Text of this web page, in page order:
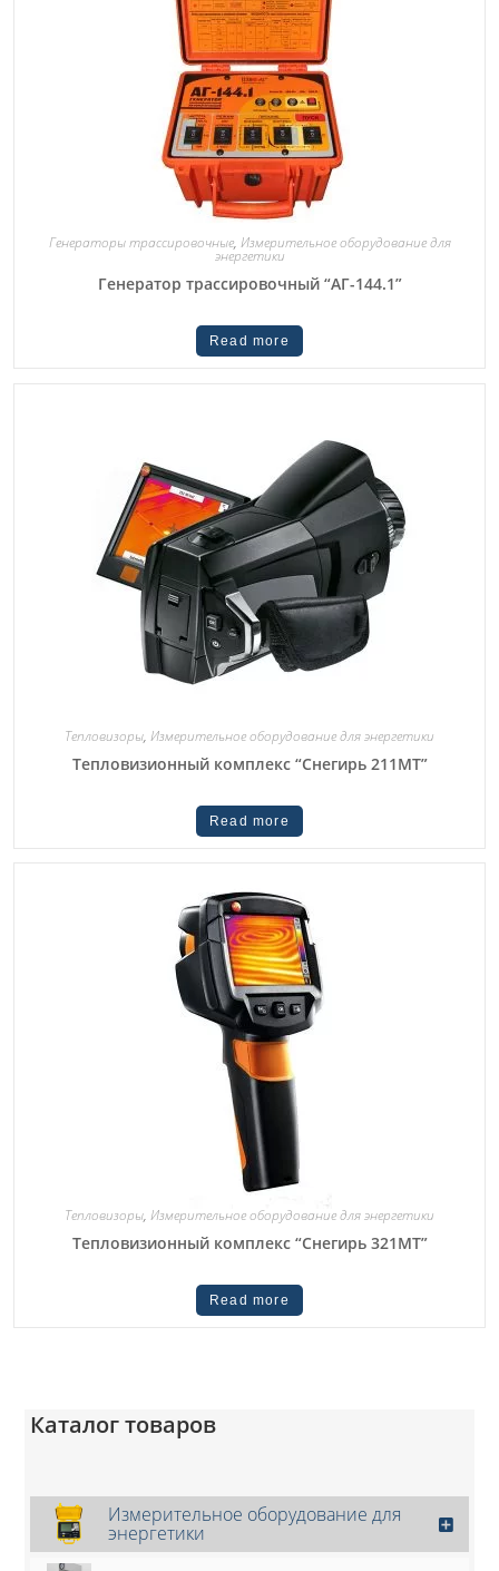
Генераторы трассировочные, Измерительное оборудование для
энергетики
Генератор трассировочный “АГ-144.1”
Read more
Тепловизоры, Измерительное оборудование для энергетики
Тепловизионный комплекс “Снегирь 211МТ”
Read more
Тепловизоры, Измерительное оборудование для энергетики
Тепловизионный комплекс “Снегирь 321МТ”
Read more
Каталог товаров
Измерительное оборудование для
энергетики